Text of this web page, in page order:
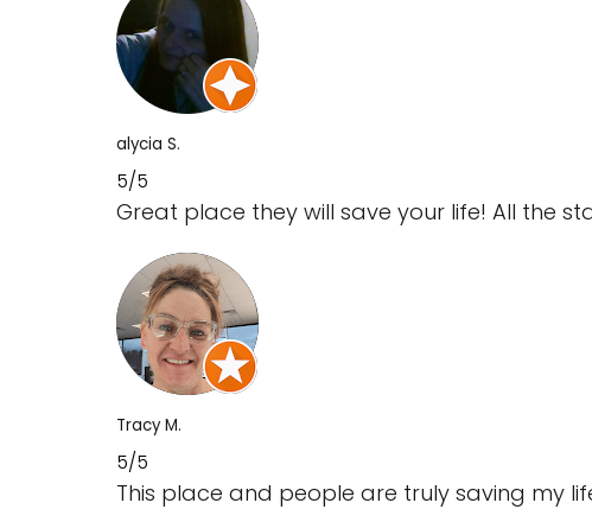
alycia S.
5/5
Great place they will save your life! All the
Tracy M.
5/5
This place and people are truly saving my